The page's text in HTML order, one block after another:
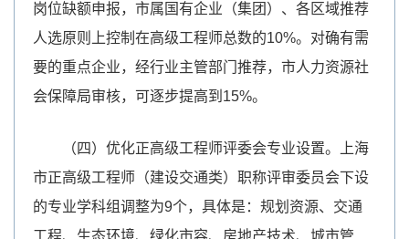
岗位缺额申报，市属国有企业（集团）、各区域推荐
人选原则上控制在高级工程师总数的10%。对确有需
要的重点企业，经行业主管部门推荐，市人力资源社
会保障局审核，可逐步提高到15%。
（四）优化正高级工程师评委会专业设置。上海
市正高级工程师（建设交通类）职称评审委员会下设
的专业学科组调整为9个，具体是：规划资源、交通
工程、生态环境、绿化市容、房地产技术、城市管